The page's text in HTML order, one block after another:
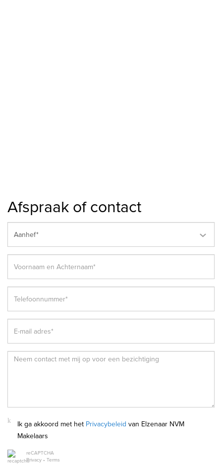
Afspraak of contact
Aanhef*
Ik ga akkoord met het Privacybeleid van Elzenaar NVM
Makelaars
reCAPTCHA
Privacy • Terms